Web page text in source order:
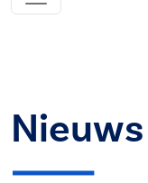
Nieuws